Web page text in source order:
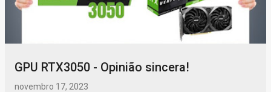
GPU RTX3050 - Opinião sincera!
novembro 17, 2023